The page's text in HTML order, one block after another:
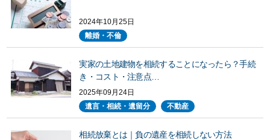
2024年10月25日
離婚・不倫
実家の土地建物を相続することになったら？手続
き・コスト・注意点…
2025年09月24日
遺言・相続・遺留分
不動産
相続放棄とは｜負の遺産を相続しない方法